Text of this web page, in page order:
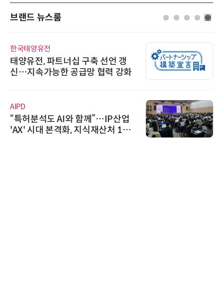
브랜드 뉴스룸
한국태양유전
태양유전, 파트너십 구축 선언 갱
신…지속가능한 공급망 협력 강화
AIPD
“특허분석도 AI와 함께”…IP산업
'AX' 시대 본격화, 지식재산처 1호